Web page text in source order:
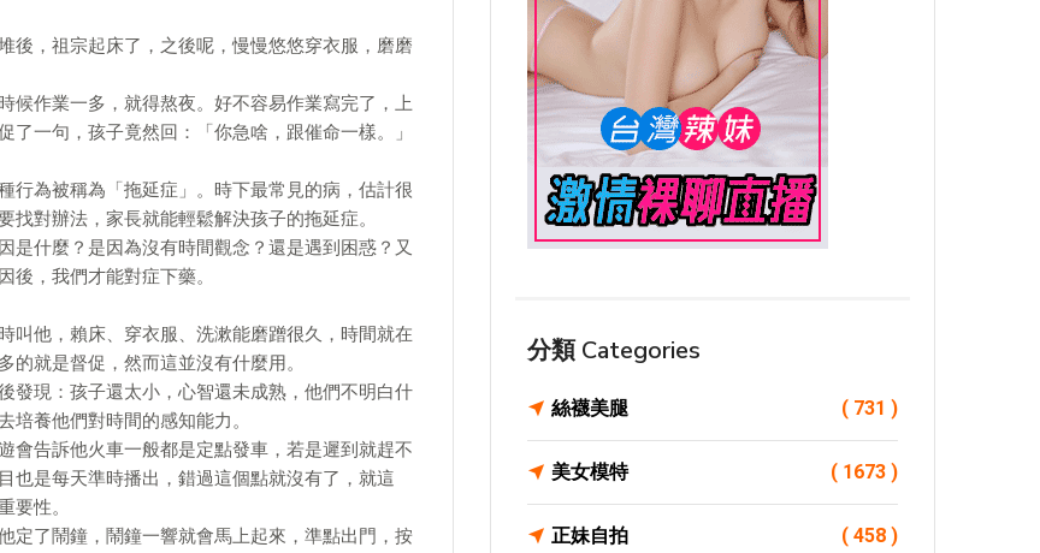
後，祖宗起床了，之後呢，慢慢悠悠穿衣服，磨磨
候作業一多，就得熬夜。好不容易作業寫完了，上
一句，孩子竟然回：「你急啥，跟催命一樣。」
行為被稱為「拖延症」。時下最常見的病，估計很
對辦法，家長就能輕鬆解決孩子的拖延症。
是什麼？是因為沒有時間觀念？還是遇到困惑？又
後，我們才能對症下藥。
叫他，賴床、穿衣服、洗漱能磨蹭很久，時間就在
就是督促，然而這並沒有什麼用。
發現：孩子還太小，心智還未成熟，他們不明白什
培養他們對時間的感知能力。
會告訴他火車一般都是定點發車，若是遲到就趕不
也是每天準時播出，錯過這個點就沒有了，就這
要性。
定了鬧鐘，鬧鐘一響就會馬上起來，準點出門，按
分類 Categories
絲襪美腿 ( 731 )
美女模特 ( 1673 )
正妹自拍 ( 458 )